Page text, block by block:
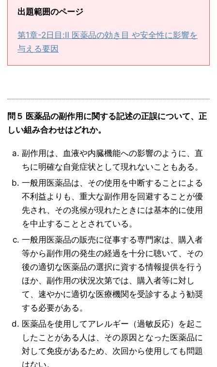
出題範囲のページ
第1章-2日目:Ⅱ 医薬品の効き目 や安全性に影響を
与える要因
問５ 医薬品の副作用に関する記述の正誤について、正
しい組み合わせはどれか。
副作用は、血液や内臓機能への影響のように、直
ちに明確な自覚症状として現れないこともある。
一般用医薬品は、その使用を中断することによる
不利益よりも、重大な副作用を回避することが優
先され、その兆候が現れたときには基本的に使用
を中止することとされている。
一般用医薬品の販売に従事する専門家は、購入者
等から副作用の発生の経過を十分に聴いて、その
後の適切な医薬品の選択に資する情報提供を行う
ほか、副作用の状況次第では、購入者等に対し
て、速やかに適切な医療機関を受診するよう勧奨
する必要がある。
医薬品を使用してアレルギー（過敏反応）を起こ
したことがある人は、その原因となった医薬品に
対して免疫があるため、次回から使用しても問題
はない。